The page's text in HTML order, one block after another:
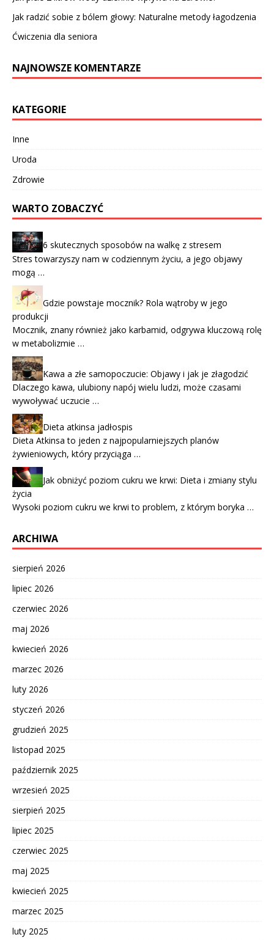
Jak radzić sobie z bólem głowy: Naturalne metody łagodzenia
Ćwiczenia dla seniora
NAJNOWSZE KOMENTARZE
KATEGORIE
Inne
Uroda
Zdrowie
WARTO ZOBACZYĆ
6 skutecznych sposobów na walkę z stresem
Stres towarzyszy nam w codziennym życiu, a jego objawy
mogą …
Gdzie powstaje mocznik? Rola wątroby w jego
produkcji
Mocznik, znany również jako karbamid, odgrywa kluczową rolę
w metabolizmie …
Kawa a złe samopoczucie: Objawy i jak je złagodzić
Dlaczego kawa, ulubiony napój wielu ludzi, może czasami
wywoływać uczucie …
Dieta atkinsa jadłospis
Dieta Atkinsa to jeden z najpopularniejszych planów
żywieniowych, który przyciąga …
Jak obniżyć poziom cukru we krwi: Dieta i zmiany stylu
życia
Wysoki poziom cukru we krwi to problem, z którym boryka …
ARCHIWA
sierpień 2026
lipiec 2026
czerwiec 2026
maj 2026
kwiecień 2026
marzec 2026
luty 2026
styczeń 2026
grudzień 2025
listopad 2025
październik 2025
wrzesień 2025
sierpień 2025
lipiec 2025
czerwiec 2025
maj 2025
kwiecień 2025
marzec 2025
luty 2025